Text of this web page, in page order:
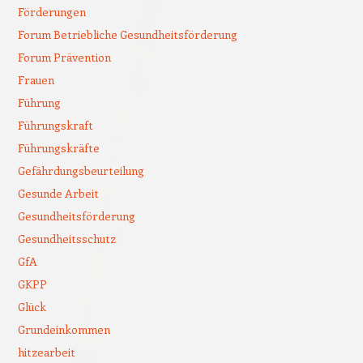
Förderungen
Forum Betriebliche Gesundheitsförderung
Forum Prävention
Frauen
Führung
Führungskraft
Führungskräfte
Gefährdungsbeurteilung
Gesunde Arbeit
Gesundheitsförderung
Gesundheitsschutz
GfA
GKPP
Glück
Grundeinkommen
hitzearbeit